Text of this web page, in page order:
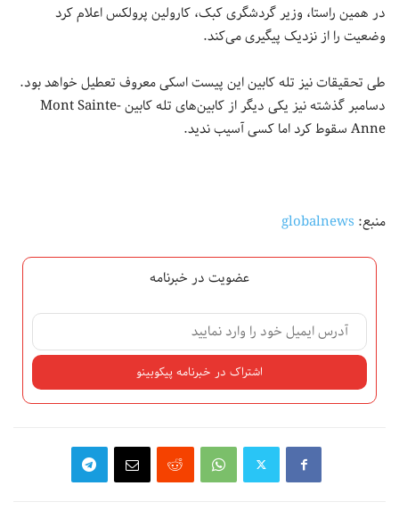
در همین راستا، وزیر گردشگری کبک، کارولین پرولکس اعلام کرد
وضعیت را از نزدیک پیگیری می‌کند.
طی تحقیقات نیز تله کابین این پیست اسکی معروف تعطیل خواهد بود.
دسامبر گذشته نیز یکی دیگر از کابین‌های تله کابین Mont Sainte-
Anne سقوط کرد اما کسی آسیب ندید.
منبع: globalnews
عضویت در خبرنامه